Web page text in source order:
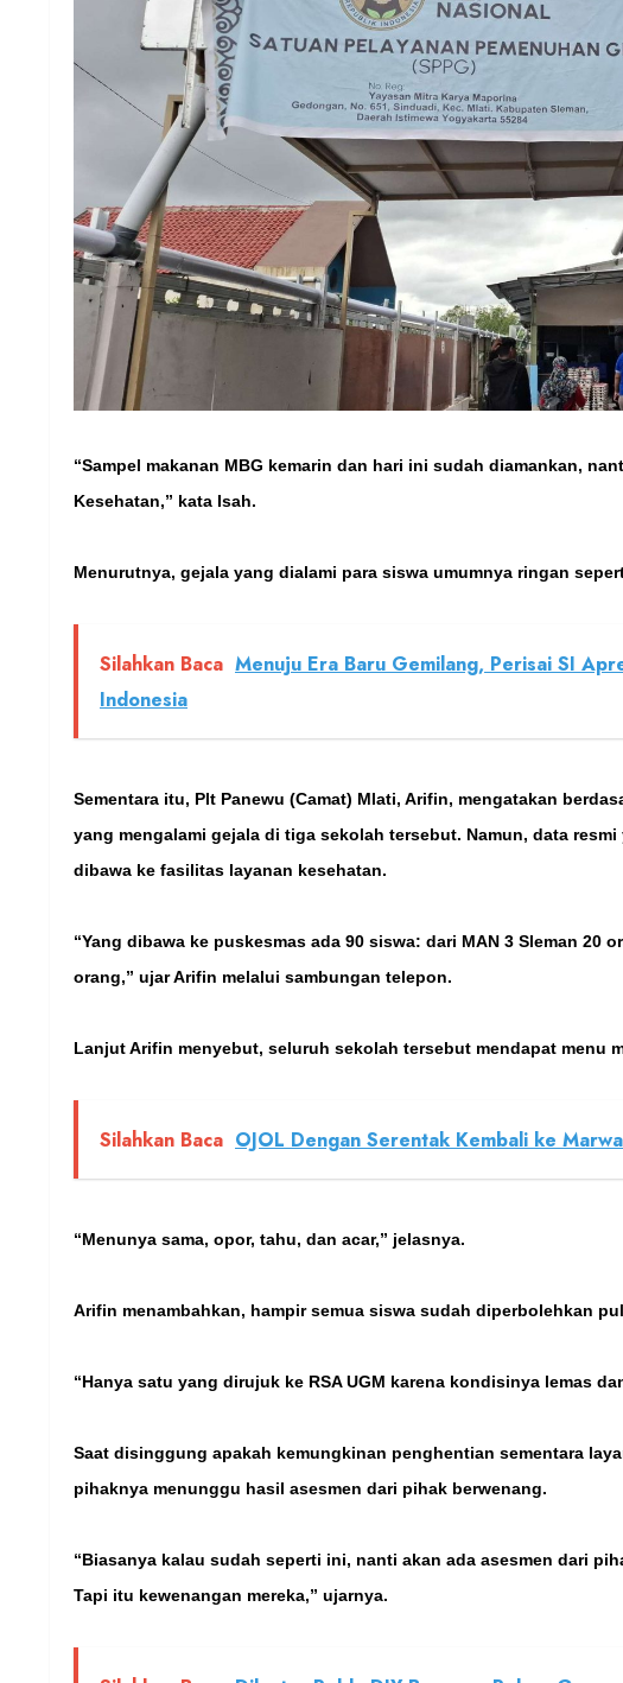
“Sampel makanan MBG kemarin dan hari ini sudah diamankan,
Kesehatan,” kata Isah.
Menurutnya, gejala yang dialami para siswa umumnya ringan
Silahkan Baca Menuju Era Baru Gemilang, Perisai SI
Indonesia
Sementara itu, Plt Panewu (Camat) Mlati, Arifin, mengatakan
yang mengalami gejala di tiga sekolah tersebut. Namun, data
dibawa ke fasilitas layanan kesehatan.
“Yang dibawa ke puskesmas ada 90 siswa: dari MAN 3 Sleman 20
orang,” ujar Arifin melalui sambungan telepon.
Lanjut Arifin menyebut, seluruh sekolah tersebut mendapat menu
Silahkan Baca OJOL Dengan Serentak Kembali ke
“Menunya sama, opor, tahu, dan acar,” jelasnya.
Arifin menambahkan, hampir semua siswa sudah diperbolehkan
“Hanya satu yang dirujuk ke RSA UGM karena kondisinya lemas
Saat disinggung apakah kemungkinan penghentian sementara
pihaknya menunggu hasil asesmen dari pihak berwenang.
“Biasanya kalau sudah seperti ini, nanti akan ada asesmen dari
Tapi itu kewenangan mereka,” ujarnya.